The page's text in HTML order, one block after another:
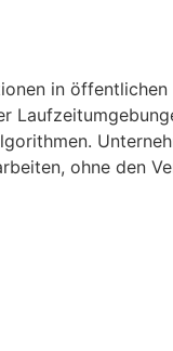
in
ohne den